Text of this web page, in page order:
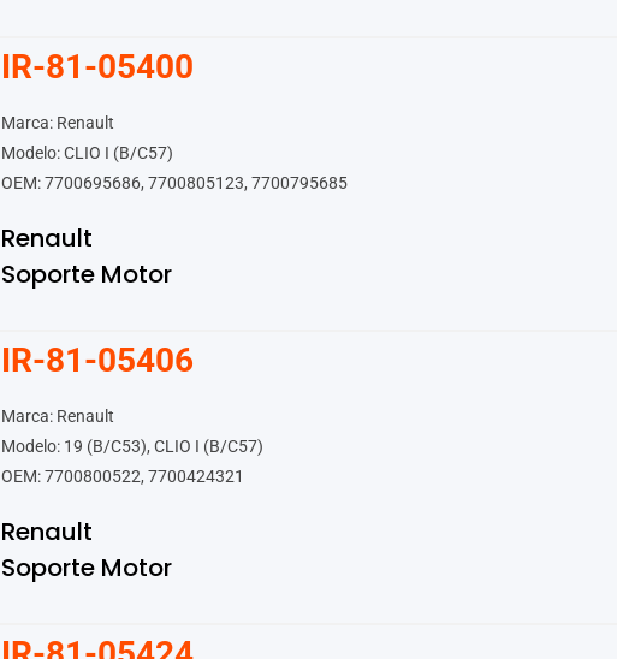
IR-81-05400
Marca: Renault
Modelo: CLIO I (B/C57)
OEM: 7700695686, 7700805123, 7700795685
Renault
Soporte Motor
IR-81-05406
Marca: Renault
Modelo: 19 (B/C53), CLIO I (B/C57)
OEM: 7700800522, 7700424321
Renault
Soporte Motor